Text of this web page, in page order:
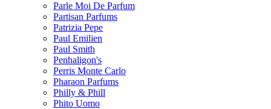
Parle Moi De Parfum
Partisan Parfums
Patrizia Pepe
Paul Emilien
Paul Smith
Penhaligon's
Perris Monte Carlo
Pharaon Parfums
Philly & Phill
Phito Uomo